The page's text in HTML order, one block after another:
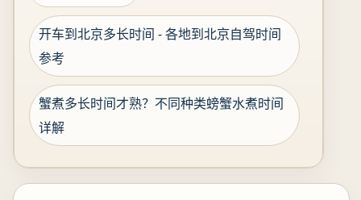
开车到北京多长时间 - 各地到北京自驾时间
参考
蟹煮多长时间才熟？不同种类螃蟹水煮时间
详解